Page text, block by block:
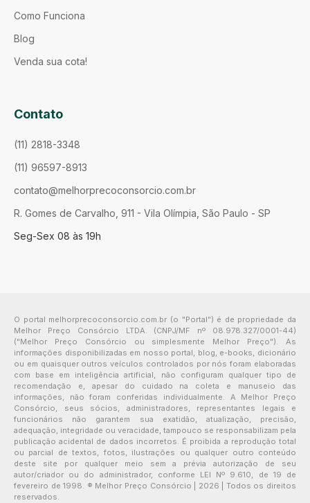
Como Funciona
Blog
Venda sua cota!
Contato
(11) 2818-3348
(11) 96597-8913
contato@melhorprecoconsorcio.com.br
R. Gomes de Carvalho, 911 - Vila Olímpia, São Paulo - SP
Seg-Sex 08 às 19h
O portal melhorprecoconsorcio.com.br (o "Portal") é de propriedade da
Melhor Preço Consórcio LTDA. (CNPJ/MF nº 08.978.327/0001-44)
("Melhor Preço Consórcio ou simplesmente Melhor Preço"). As
informações disponibilizadas em nosso portal, blog, e-books, dicionário
ou em quaisquer outros veículos controlados por nós foram elaboradas
com base em inteligência artificial, não configuram qualquer tipo de
recomendação e, apesar do cuidado na coleta e manuseio das
informações, não foram conferidas individualmente. A Melhor Preço
Consórcio, seus sócios, administradores, representantes legais e
funcionários não garantem sua exatidão, atualização, precisão,
adequação, integridade ou veracidade, tampouco se responsabilizam pela
publicação acidental de dados incorretos. É proibida a reprodução total
ou parcial de textos, fotos, ilustrações ou qualquer outro conteúdo
deste site por qualquer meio sem a prévia autorização de seu
autor/criador ou do administrador, conforme LEI Nº 9.610, de 19 de
fevereiro de 1998. ® Melhor Preço Consórcio | 2026 | Todos os direitos
reservados.